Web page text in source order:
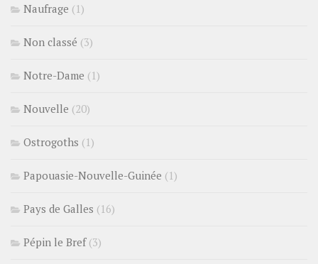
Naufrage (1)
Non classé (3)
Notre-Dame (1)
Nouvelle (20)
Ostrogoths (1)
Papouasie-Nouvelle-Guinée (1)
Pays de Galles (16)
Pépin le Bref(3)